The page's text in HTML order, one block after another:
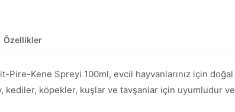
Özellikler
Pire-Kene Spreyi 100ml, evcil hayvanlarınız için
kediler, köpekler, kuşlar ve tavşanlar için uyumludur ve